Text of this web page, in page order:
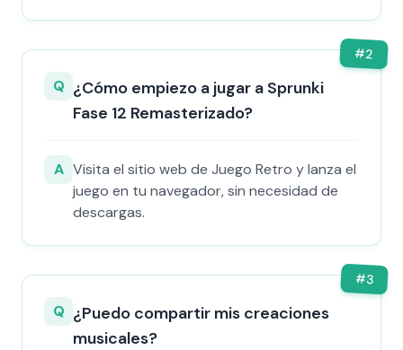
#2
Q ¿Cómo empiezo a jugar a Sprunki
Fase 12 Remasterizado?
A Visita el sitio web de Juego Retro y lanza el
juego en tu navegador, sin necesidad de
descargas.
#3
Q ¿Puedo compartir mis creaciones
musicales?